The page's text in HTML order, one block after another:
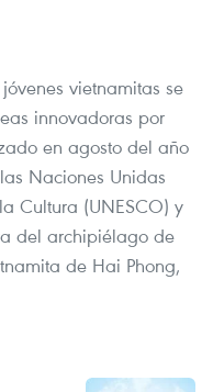
vietnamitas se
innovadoras por
en agosto del año
Naciones Unidas
Cultura (UNESCO) y
del archipiélago de
de Hai Phong,